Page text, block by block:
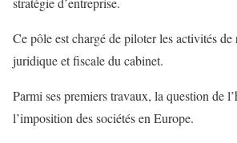
Ce pôle est chargé de piloter les activités de
juridique et fiscale du cabinet.
Parmi ses premiers travaux, la question de
l’imposition des sociétés en Europe.